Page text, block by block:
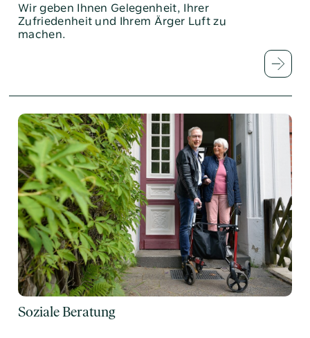
Wir geben Ihnen Gelegenheit, Ihrer
Zufriedenheit und Ihrem Ärger Luft zu
machen.
Soziale Beratung